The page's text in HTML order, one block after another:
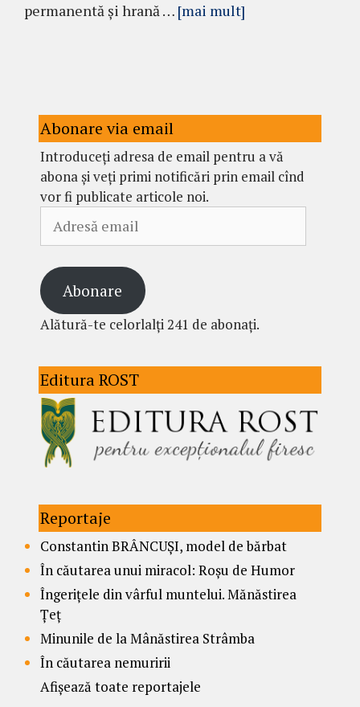
permanentă şi hrană … [mai mult]
Abonare via email
Introduceți adresa de email pentru a vă
abona și veți primi notificări prin email cînd
vor fi publicate articole noi.
email
Abonare
Alătură-te celorlalți 241 de abonați.
Editura ROST
Reportaje
Constantin BRÂNCUȘI, model de bărbat
În căutarea unui miracol: Roșu de Humor
Îngerițele din vârful muntelui. Mănăstirea
Țeț
Minunile de la Mânăstirea Strâmba
În căutarea nemuririi
Afișează toate reportajele